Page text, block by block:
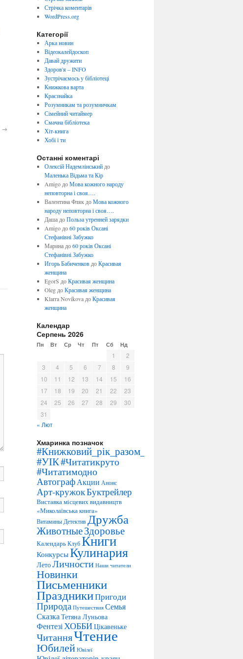
→
Стрічка коментарів
WordPress.org
Категорії
Арка новин
Відеокалейдоскоп
Давай дружити
Здоров'я – INFO
Зустрічаємось у бібліотеці
Книжкова варта
Краєзнайка
Розумникам та розумничкам
Сімейний читаймер
Смачна бібліотека
Хіт-книга
Хобі і ти
Останні коментарі
Олексій Надемлінськийдо
Маленька Відьма та Кір
AmigoдоМова кожного народу
неповторна і своя….
Валентина ФлякдоМова кожного
народу неповторна і своя….
ДашадоПольза утренней зарядки
Amigoдо60 років Оксані
Стефанівні Забужко
Маринадо60 років Оксані
Стефанівні Забужко
Игорь БабиченковдоКрасивая
женщина
EgorS доКрасивая женщина
OlegдоКрасивая женщина
Klarra NovikovaдоКрасивая
женщина
Календар
Серпень 2026
Пн Вт Ср Чт Пт Сб Нд
1
2
3
4 5 6 7 8
9
10
11 12 13 14 15
16
17
18 19 20 21 22
23
24
25 26 27 28 29
30
31
« Лют
Хмаринка позначок
#Книжковий_рік_разом_з_УІК
#УІК#Читатикруто
#Читатимодно
АвтографАкции Анонс
Арт-кружокБуктрейлер
Виставка місцевих видавництв
«Миколаївська книга»
Витамины Детектив Дружба
ЖивотныеЗдоровье
КалендарьКлубКниги
КонкурсыКулинария
ЛетоЛичности Наши читатели
Новинки
Письменники
ПраздникиПригоди
Природа Путешествия Семья
Сказка Тетяна Луньова
ФентезіХОББИЦікавеньке
ЧитанняЧтение
Юбилей Ювілеї